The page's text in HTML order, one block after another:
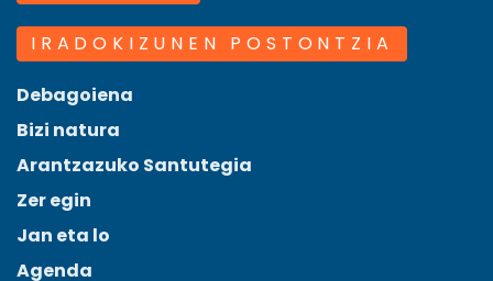
IRADOKIZUNEN POSTONTZIA
Debagoiena
Bizi natura
Arantzazuko Santutegia
Zer egin
Jan eta lo
Agenda